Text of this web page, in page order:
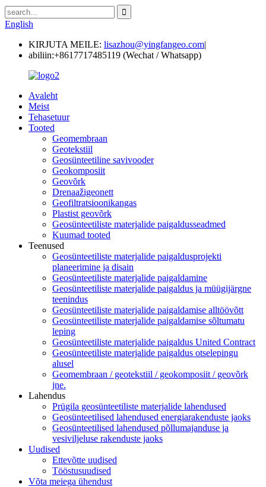
English
KIRJUTA MEILE: lisazhou@yingfangeo.com|
abiliin:+8617717485119 (Wechat / Whatsapp)
Avaleht
Meist
Tehasetuur
Tooted
Geomembraan
Geotekstiil
Geosünteetiline savivooder
Geokomposiit
Geovõrk
Drenaažigeonett
Geofiltratsioonikangas
Plastist geovõrk
Geosünteetiliste materjalide paigaldusseadmed
Kuumad tooted
Teenused
Geosünteetiliste materjalide paigaldusprojekti
planeerimine ja disain
Geosünteetiliste materjalide paigaldamine
Geosünteetiliste materjalide paigaldus ja müügijärgne
teenindus
Geosünteetiliste materjalide paigaldamise alltöövõtt
Geosünteetiliste materjalide paigaldamise sõltumatu
leping
Geosünteetiliste materjalide paigaldus United Contract
Geosünteetiliste materjalide paigaldus otselepingu
alusel
Geomembraan / geotekstiil / geokomposiit / geovõrk
jne.
Lahendus
Prügila geosünteetiliste materjalide lahendused
Geosünteetilised lahendused energiarakenduste jaoks
Geosünteetilised lahendused põllumajanduse ja
vesiviljeluse rakenduste jaoks
Uudised
Ettevõtte uudised
Tööstusuudised
Võta meiega ühendust